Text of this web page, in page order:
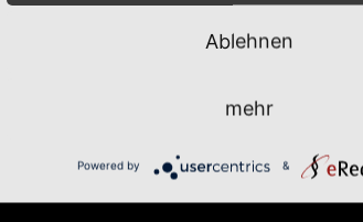
Ablehnen
mehr
Powered by &